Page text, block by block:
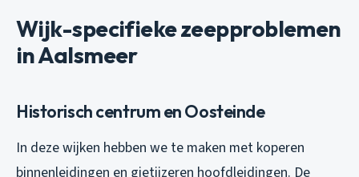
Wijk-specifieke zeepproblemen
in Aalsmeer
Historisch centrum en Oosteinde
In deze wijken hebben we te maken met koperen
binnenleidingen en gietijzeren hoofdleidingen. De